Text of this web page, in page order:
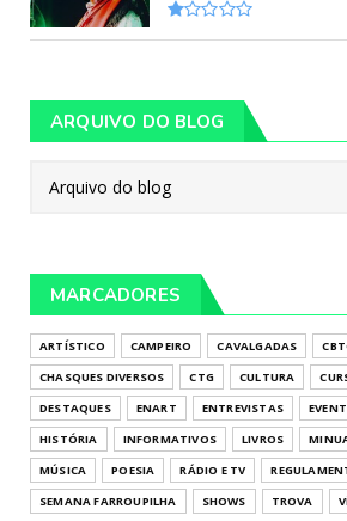
ARQUIVO DO BLOG
MARCADORES
ARTÍSTICO CAMPEIRO CAVALGADAS
CHASQUES DIVERSOS
CTG CULTURA
DESTAQUES
ENART ENTREVISTAS
HISTÓRIA
INFORMATIVOS LIVROS
MÚSICA
POESIA RÁDIO E TV
SEMANA FARROUPILHA
SHOWS TROVA